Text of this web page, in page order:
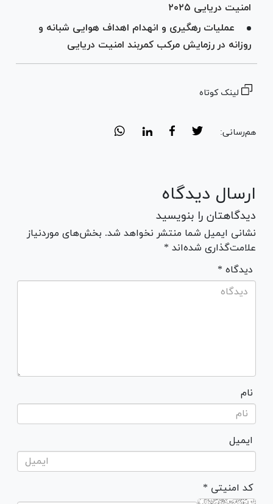
امنیت دریایی ۲۰۲۵
عملیات رهگیری و انهدام اهداف هوایی شبانه و
روزانه در رزمایش مرکب کمربند امنیت دریایی
لینک کوتاه
هم‌رسانی:
ارسال دیدگاه
دیدگاهتان را بنویسید
نشانی ایمیل شما منتشر نخواهد شد. بخش‌های موردنیاز
علامت‌گذاری شده‌اند *
* دیدگاه
نام
ایمیل
* کد امنیتی